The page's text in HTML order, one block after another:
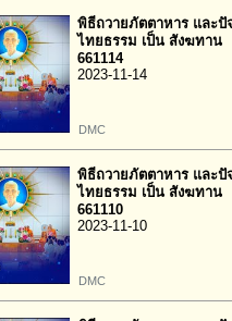
พิธีถวายภัตตาหาร และปั
ไทยธรรม เป็น สังฆทาน
661114
2023-11-14
DMC
พิธีถวายภัตตาหาร และปั
ไทยธรรม เป็น สังฆทาน
661110
2023-11-10
DMC